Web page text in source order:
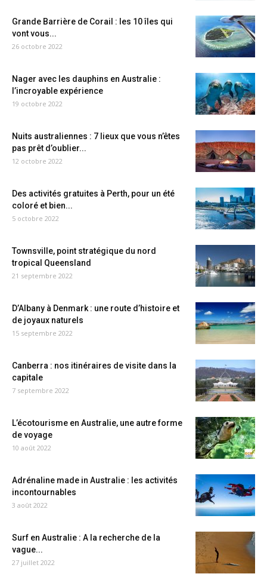
Grande Barrière de Corail : les 10 îles qui
vont vous...
26 octobre 2022
Nager avec les dauphins en Australie :
l’incroyable expérience
19 octobre 2022
Nuits australiennes : 7 lieux que vous n’êtes
pas prêt d’oublier...
12 octobre 2022
Des activités gratuites à Perth, pour un été
coloré et bien...
5 octobre 2022
Townsville, point stratégique du nord
tropical Queensland
21 septembre 2022
D’Albany à Denmark : une route d’histoire et
de joyaux naturels
15 septembre 2022
Canberra : nos itinéraires de visite dans la
capitale
7 septembre 2022
L’écotourisme en Australie, une autre forme
de voyage
10 août 2022
Adrénaline made in Australie : les activités
incontournables
3 août 2022
Surf en Australie : A la recherche de la
vague...
27 juillet 2022